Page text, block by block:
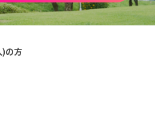
)の方